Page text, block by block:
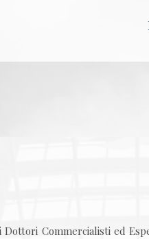
Dottori Commercialisti ed